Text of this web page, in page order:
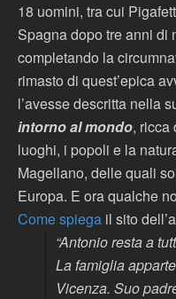
18 uomini, tra cui
Spagna dopo tre anni di
completando la
rimasto di quest’epica
l’avesse descritta nella
intorno al mondo, ricca
luoghi, i popoli e la
Magellano, delle quali
Europa. E ora qualche
Come spiega il sito
“Antonio resta a
La famiglia
Vicenza. Suo